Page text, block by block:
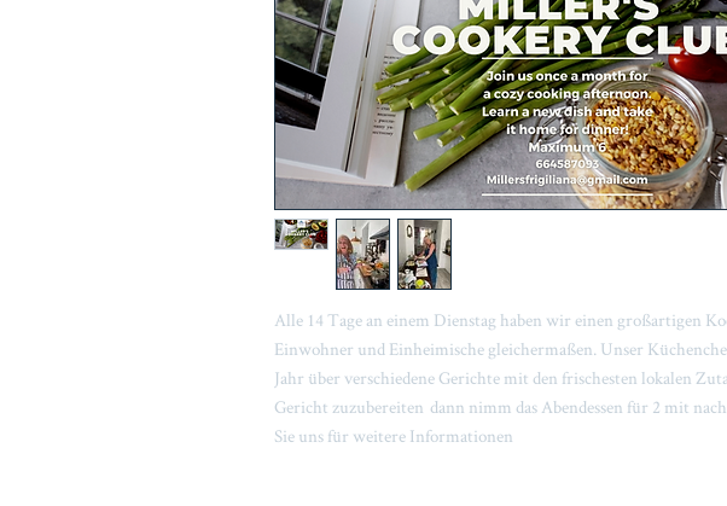
Alle 14 Tage an einem Dienstag haben wir einen großartigen
Einwohner und Einheimische gleichermaßen. Unser
Jahr über verschiedene Gerichte mit den frischesten lokalen
Gericht zuzubereiten dann nimm das Abendessen für 2 mit
Sie uns für weitere Informationen